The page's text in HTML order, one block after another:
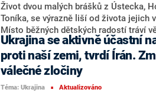
Život dvou malých brášků z Ústecka,
Toníka, se výrazně liší od života jejich
Místo běžných dětských radostí tráví
ordinacích lékařů, nemocnicích a na
Oba se potýkají s těžkým zdravotním
které je v některých chvílích provázeno
projevy agrese vůči sobě samým i
Rodiče proto prosí o pomoc.
Ukrajina se aktivně účastní
proti naší zemi, tvrdí Írán.
válečné zločiny
Téma: Ukrajina ■ Aktualizováno